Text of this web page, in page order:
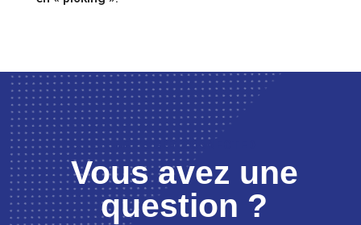
LET’S GET CONNECTED
Vous avez une
question ?